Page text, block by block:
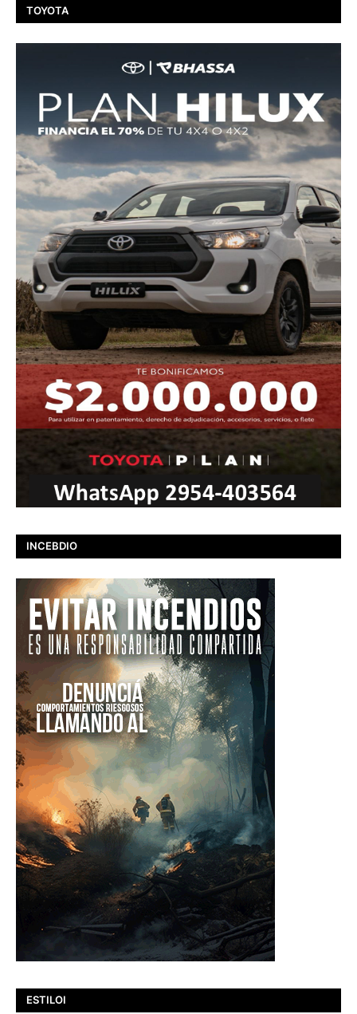
TOYOTA
INCEBDIO
ESTILOI